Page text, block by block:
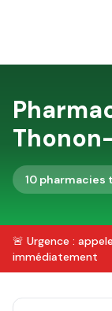
10 pharmacies
🚨 Urgence :
immédiatement